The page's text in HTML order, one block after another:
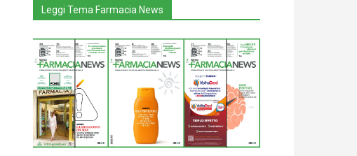
Leggi Tema Farmacia News